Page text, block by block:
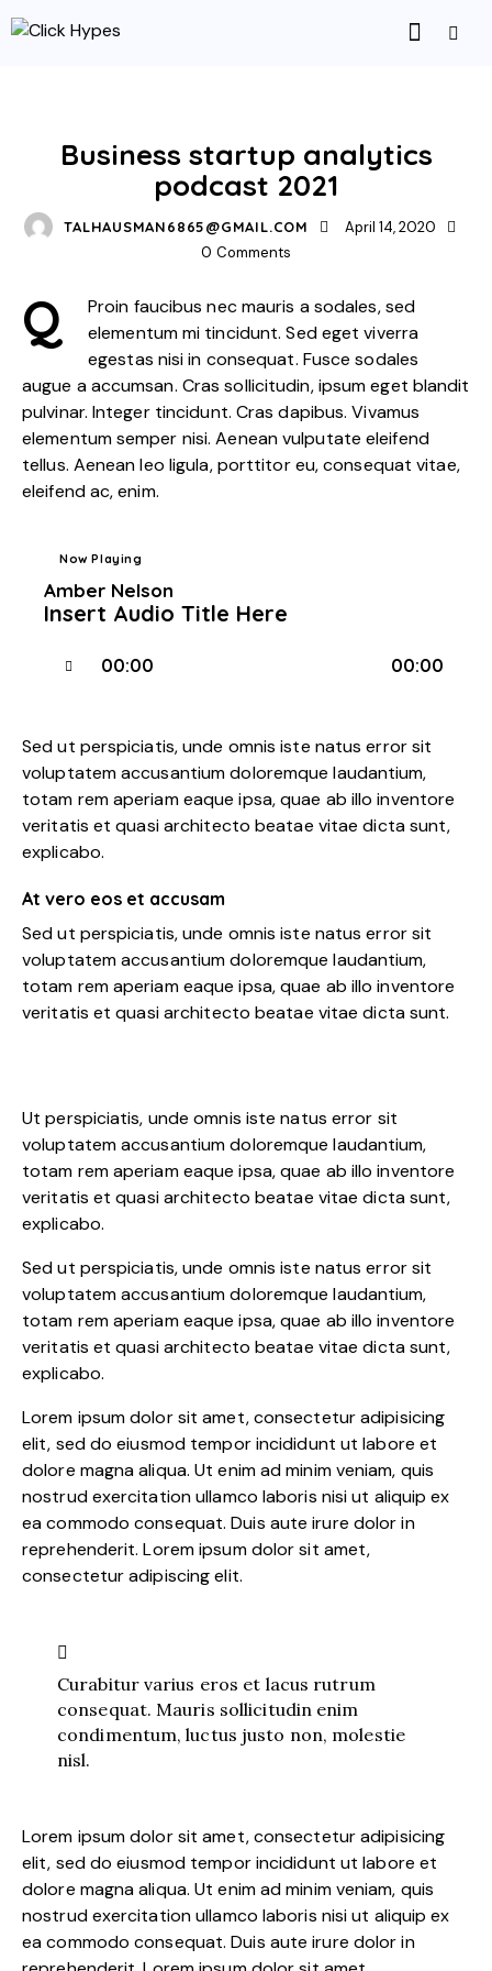
Business startup analytics
podcast 2021
TALHAUSMAN6865@GMAIL.COM
April 14, 2020
0 Comments
Q
Proin faucibus nec mauris a sodales, sed
elementum mi tincidunt. Sed eget viverra
egestas nisi in consequat. Fusce sodales
augue a accumsan. Cras sollicitudin, ipsum eget blandit
pulvinar. Integer tincidunt. Cras dapibus. Vivamus
elementum semper nisi. Aenean vulputate eleifend
tellus. Aenean leo ligula, porttitor eu, consequat vitae,
eleifend ac, enim.
Now Playing
Amber Nelson
Insert Audio Title Here
00:00 00:00
Sed ut perspiciatis, unde omnis iste natus error sit
voluptatem accusantium doloremque laudantium,
totam rem aperiam eaque ipsa, quae ab illo inventore
veritatis et quasi architecto beatae vitae dicta sunt,
explicabo.
At vero eos et accusam
Sed ut perspiciatis, unde omnis iste natus error sit
voluptatem accusantium doloremque laudantium,
totam rem aperiam eaque ipsa, quae ab illo inventore
veritatis et quasi architecto beatae vitae dicta sunt.
Ut perspiciatis, unde omnis iste natus error sit
voluptatem accusantium doloremque laudantium,
totam rem aperiam eaque ipsa, quae ab illo inventore
veritatis et quasi architecto beatae vitae dicta sunt,
explicabo.
Sed ut perspiciatis, unde omnis iste natus error sit
voluptatem accusantium doloremque laudantium,
totam rem aperiam eaque ipsa, quae ab illo inventore
veritatis et quasi architecto beatae vitae dicta sunt,
explicabo.
Lorem ipsum dolor sit amet, consectetur adipisicing
elit, sed do eiusmod tempor incididunt ut labore et
dolore magna aliqua. Ut enim ad minim veniam, quis
nostrud exercitation ullamco laboris nisi ut aliquip ex
ea commodo consequat. Duis aute irure dolor in
reprehenderit. Lorem ipsum dolor sit amet,
consectetur adipiscing elit.
Curabitur varius eros et lacus rutrum
consequat. Mauris sollicitudin enim
condimentum, luctus justo non, molestie
nisl.
Lorem ipsum dolor sit amet, consectetur adipisicing
elit, sed do eiusmod tempor incididunt ut labore et
dolore magna aliqua. Ut enim ad minim veniam, quis
nostrud exercitation ullamco laboris nisi ut aliquip ex
ea commodo consequat. Duis aute irure dolor in